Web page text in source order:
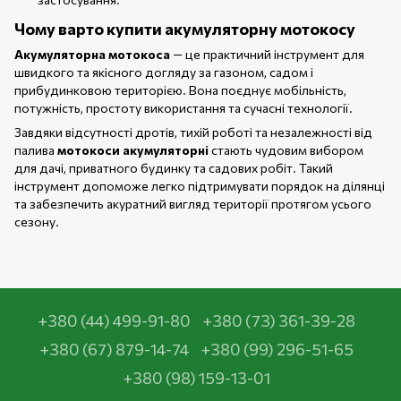
Чому варто купити акумуляторну мотокосу
Акумуляторна мотокоса— це практичний інструмент для
швидкого та якісного догляду за газоном, садом і
прибудинковою територією. Вона поєднує мобільність,
потужність, простоту використання та сучасні технології.
Завдяки відсутності дротів, тихій роботі та незалежності від
палива мотокоси акумуляторністають чудовим вибором
для дачі, приватного будинку та садових робіт. Такий
інструмент допоможе легко підтримувати порядок на ділянці
та забезпечить акуратний вигляд території протягом усього
сезону.
+380 (44) 499-91-80
+380 (73) 361-39-28
+380 (67) 879-14-74
+380 (99) 296-51-65
+380 (98) 159-13-01